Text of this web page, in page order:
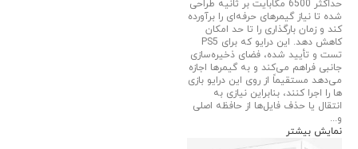
حداکثر 6500 مگابایت بر ثانیه طراحی
شده تا نیاز گیمرهای حرفه‌ای را برآورده
کند و زمان بارگذاری را تا حد امکان
کاهش دهد. این درایو که برای PS5
تست و تأیید شده، فضای ذخیره‌سازی
جانبی فراهم می‌کند و به گیمرها اجازه
می‌دهد مستقیماً از روی این درایو بازی
ها را اجرا کنند، بنابراین نیازی به
انتقال یا حذف فایل‌ها از حافظه اصلی
و...
نمایش بیشتر